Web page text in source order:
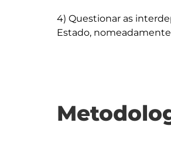
4) Questionar as